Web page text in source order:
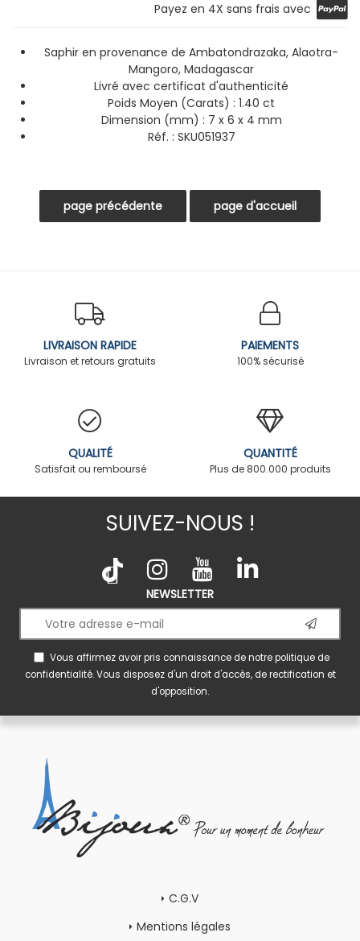
Payez en 4X sans frais avec
Saphir en provenance de Ambatondrazaka, Alaotra-
Mangoro, Madagascar
Livré avec certificat d'authenticité
Poids Moyen (Carats) : 1.40 ct
Dimension (mm) : 7 x 6 x 4 mm
Réf. : SKU051937
LIVRAISON RAPIDE
Livraison et retours gratuits
PAIEMENTS
100% sécurisé
QUALITÉ
Satisfait ou remboursé
QUANTITÉ
Plus de 800.000 produits
SUIVEZ-NOUS !
NEWSLETTER
Vous affirmez avoir pris connaissance de notrepolitique de
confidentialité. Vous disposez d'un droit d'accès, de rectification et
d'opposition.
C.G.V
Mentions légales